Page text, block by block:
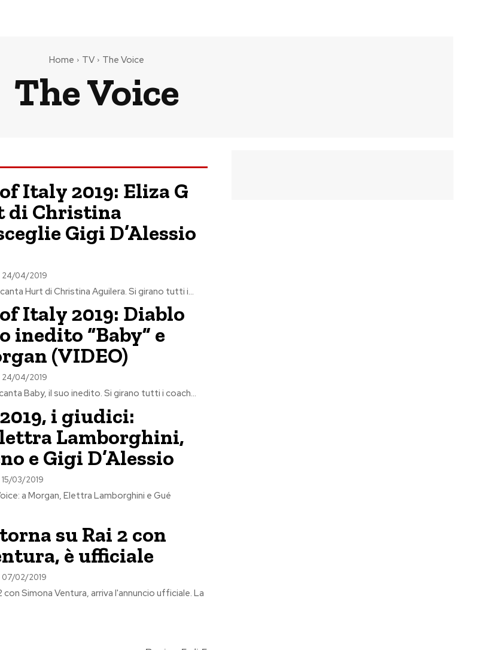
Home TV The Voice
The Voice
Italy 2019: Eliza G
di Christina
Gigi D’Alessio
24/04/2019
Hurt di Christina Aguilera. Si girano tutti i...
Italy 2019: Diablo
inedito “Baby” e
(VIDEO)
24/04/2019
Baby, il suo inedito. Si girano tutti i coach...
i giudici:
Lamborghini,
e Gigi D’Alessio
15/03/2019
a Morgan, Elettra Lamborghini e Gué
su Rai 2 con
è ufficiale
07/02/2019
con Simona Ventura, arriva l'annuncio ufficiale. La